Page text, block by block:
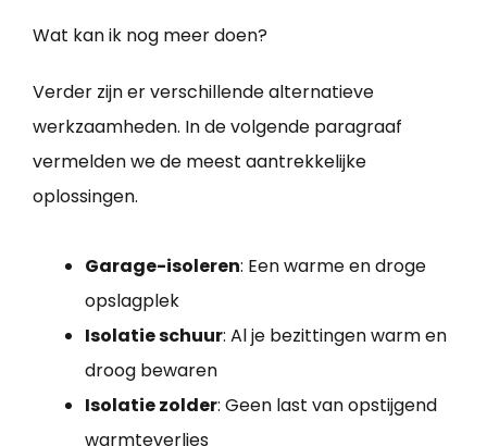
Wat kan ik nog meer doen?
Verder zijn er verschillende alternatieve
werkzaamheden. In de volgende paragraaf
vermelden we de meest aantrekkelijke
oplossingen.
Garage-isoleren: Een warme en droge
opslagplek
Isolatie schuur: Al je bezittingen warm en
droog bewaren
Isolatie zolder: Geen last van opstijgend
warmteverlies